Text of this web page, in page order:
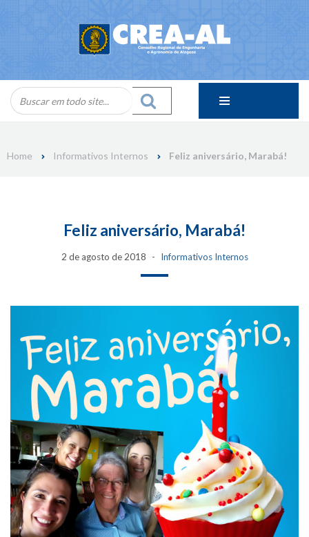
Home Informativos Internos Feliz aniversário, Marabá!
Feliz aniversário, Marabá!
2 de agosto de 2018 Informativos Internos